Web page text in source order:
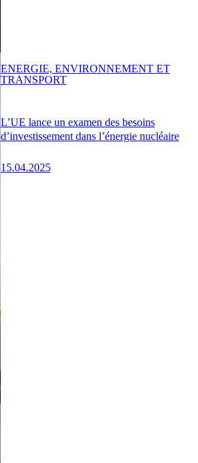
L’UE lance un examen des besoins
d’investissement dans l’énergie nucléaire
15.04.2025
ENERGIE, ENVIRONNEMENT ET
TRANSPORT